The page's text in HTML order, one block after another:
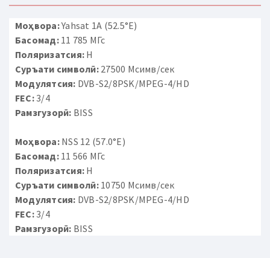
Моҳвора:Yahsat 1A (52.5°E)
Басомад:11 785 МГс
Поляризатсия: H
Суръати символӣ:27500 Мсимв/сек
Модулятсия: DVB-S2/8PSK/MPEG-4/HD
FEC:3/4
Рамзгузорӣ: BISS
Моҳвора:NSS 12 (57.0°E)
Басомад:11 566 МГс
Поляризатсия: H
Суръати символӣ:10750 Мсимв/сек
Модулятсия: DVB-S2/8PSK/MPEG-4/HD
FEC:3/4
Рамзгузорӣ: BISS